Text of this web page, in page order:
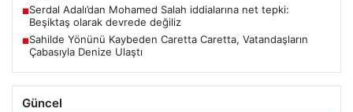
■Serdal Adalı’dan Mohamed Salah iddialarına net tepki:
Beşiktaş olarak devrede değiliz
■Sahilde Yönünü Kaybeden Caretta Caretta, Vatandaşların
Çabasıyla Denize Ulaştı
Güncel